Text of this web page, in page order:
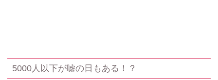
5000人以下が嘘の日もある！？